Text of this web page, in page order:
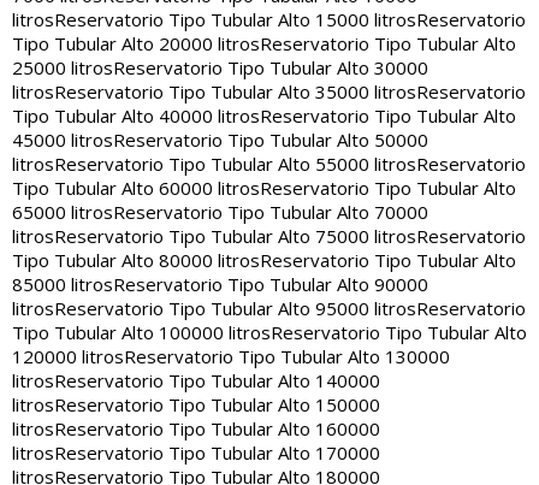
litrosReservatorio Tipo Tubular Alto 15000 litrosReservatorio
Tipo Tubular Alto 20000 litrosReservatorio Tipo Tubular Alto
25000 litrosReservatorio Tipo Tubular Alto 30000
litrosReservatorio Tipo Tubular Alto 35000 litrosReservatorio
Tipo Tubular Alto 40000 litrosReservatorio Tipo Tubular Alto
45000 litrosReservatorio Tipo Tubular Alto 50000
litrosReservatorio Tipo Tubular Alto 55000 litrosReservatorio
Tipo Tubular Alto 60000 litrosReservatorio Tipo Tubular Alto
65000 litrosReservatorio Tipo Tubular Alto 70000
litrosReservatorio Tipo Tubular Alto 75000 litrosReservatorio
Tipo Tubular Alto 80000 litrosReservatorio Tipo Tubular Alto
85000 litrosReservatorio Tipo Tubular Alto 90000
litrosReservatorio Tipo Tubular Alto 95000 litrosReservatorio
Tipo Tubular Alto 100000 litrosReservatorio Tipo Tubular Alto
120000 litrosReservatorio Tipo Tubular Alto 130000
litrosReservatorio Tipo Tubular Alto 140000
litrosReservatorio Tipo Tubular Alto 150000
litrosReservatorio Tipo Tubular Alto 160000
litrosReservatorio Tipo Tubular Alto 170000
litrosReservatorio Tipo Tubular Alto 180000